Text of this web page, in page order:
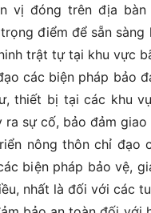
vị đóng trên địa
điểm để sẵn
trật tự tại khu vực
các biện pháp bảo
thiết bị tại các khu
ra sự cố, bảo đảm
nông thôn chỉ
biện pháp bảo vệ,
nhất là đối với các